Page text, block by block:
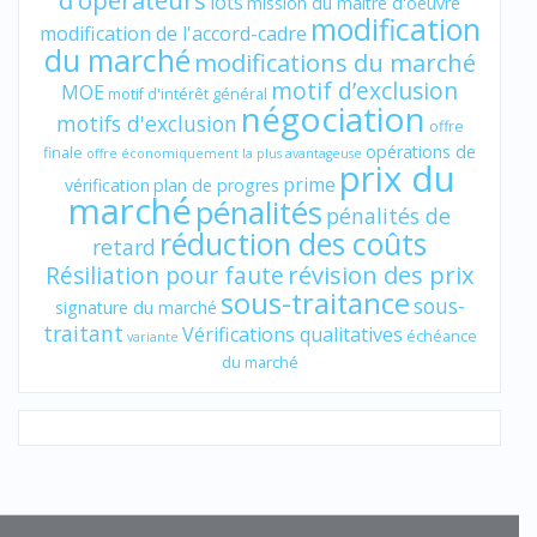
modification de l'accord-cadre modification
du marché modifications du marché
MOE motif d'intérêt général motif d’exclusion
motifs d'exclusion négociation offre
finale offre économiquement la plus avantageuse opérations de
vérification plan de progres prime prix du
marchépénalités pénalités de
retard réduction des coûts
Résiliation pour faute révision des prix
signature du marché sous-traitancesous-
traitant variante Vérifications qualitatives échéance
du marché